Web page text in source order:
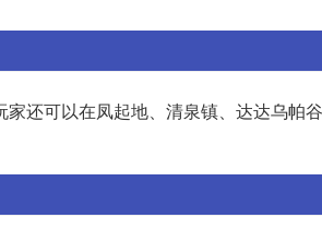
还可以在凤起地、清泉镇、达达乌帕